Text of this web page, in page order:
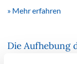
Mehr erfahren
Die Aufhebung